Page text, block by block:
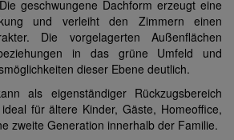
geschwungene Dachform erzeugt eine
und verleiht den Zimmern einen
Die vorgelagerten Außenflächen
in das grüne Umfeld und
dieser Ebene deutlich.
als eigenständiger Rückzugsbereich
für ältere Kinder, Gäste, Homeoffice,
zweite Generation innerhalb der Familie.